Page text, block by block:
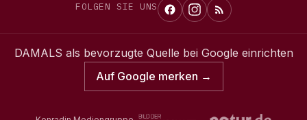
FOLGEN SIE UNS
DAMALS als bevorzugte Quelle bei Google einrichten
Auf Google merken →